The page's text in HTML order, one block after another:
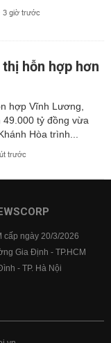
3 giờ trước
hỗn hợp hơn
hợp Vĩnh Lương,
tỷ đồng vừa
Hòa trình...
trước
cấp ngày 20/3/2026
Gia Định - TP.HCM
- TP. Hà Nội